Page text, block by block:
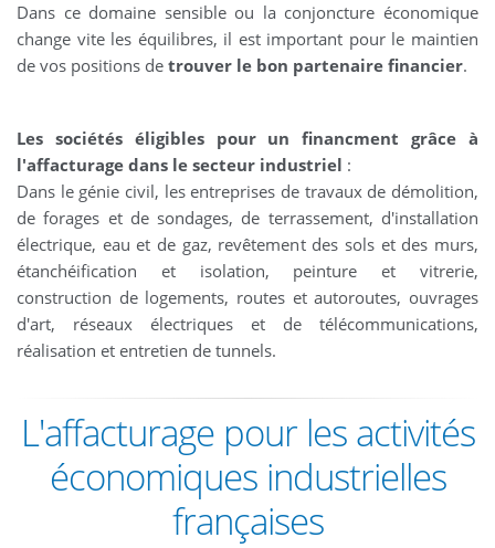
Dans ce domaine sensible ou la conjoncture économique
change vite les équilibres, il est important pour le maintien
de vos positions de trouver le bon partenaire financier.
Les sociétés éligibles pour un financment grâce à
l'affacturage dans le secteur industriel :
Dans le génie civil, les entreprises de travaux de démolition,
de forages et de sondages, de terrassement, d'installation
électrique, eau et de gaz, revêtement des sols et des murs,
étanchéification et isolation, peinture et vitrerie,
construction de logements, routes et autoroutes, ouvrages
d'art, réseaux électriques et de télécommunications,
réalisation et entretien de tunnels.
L'affacturage pour les activités
économiques industrielles
françaises